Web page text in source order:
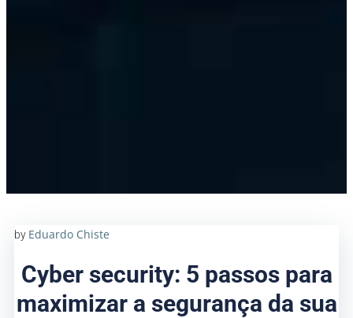
by Eduardo Chiste
Cyber security: 5 passos para
maximizar a segurança da sua